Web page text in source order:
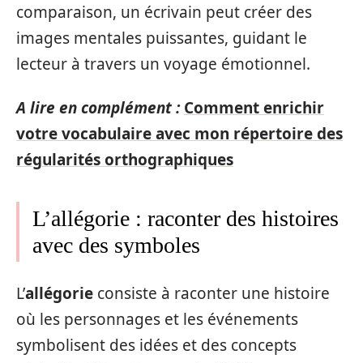
comparaison, un écrivain peut créer des
images mentales puissantes, guidant le
lecteur à travers un voyage émotionnel.
A lire en complément : Comment enrichir
votre vocabulaire avec mon répertoire des
régularités orthographiques
L’allégorie : raconter des histoires
avec des symboles
L’allégorie consiste à raconter une histoire
où les personnages et les événements
symbolisent des idées et des concepts